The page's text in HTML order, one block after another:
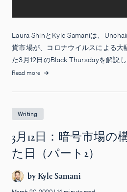
Laura ShinとKyle Samaniは、
貨市場が、コロナウイルスによる
た3月12日のBlack Thursdayを解説し
Read more
Writing
3月12日：暗号市場の
た日（パート2）
by Kyle Samani